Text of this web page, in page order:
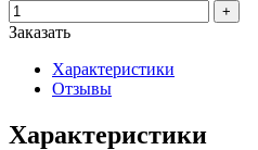
+
Заказать
Характеристики
Отзывы
Характеристики